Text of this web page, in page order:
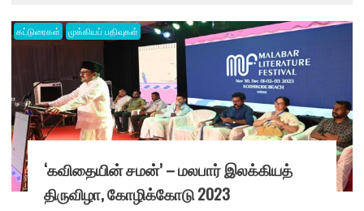
கட்டுரைகள் முக்கியப் பதிவுகள்
‘கவிதையின் சமன்’ – மலபார் இலக்கியத்
திருவிழா, கோழிக்கோடு 2023